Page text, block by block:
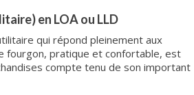
en LOA ou LLD
qui répond pleinement aux
fourgon, pratique et confortable, est
compte tenu de son important